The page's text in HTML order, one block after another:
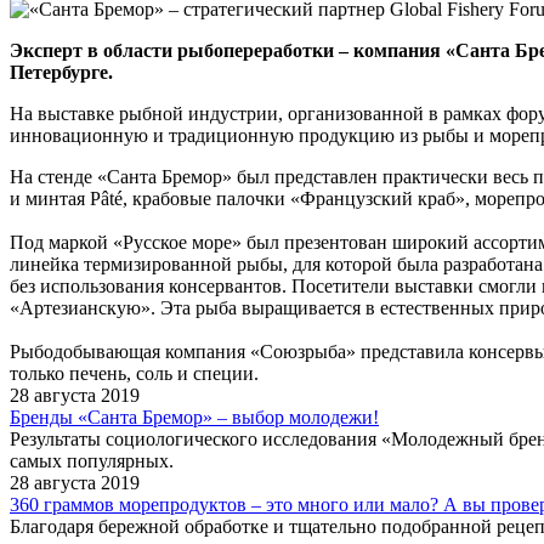
Эксперт в области рыбопереработки – компания «Санта
Петербурге.
На выставке рыбной индустрии, организованной в рамках
инновационную и традиционную продукцию из рыбы и
На стенде «Санта Бремор» был представлен практически
и минтая Pâté, крабовые палочки «Французский краб»,
Под маркой «Русское море» был презентован широкий
линейка термизированной рыбы, для которой была
без использования консервантов. Посетители выставки
«Артезианскую». Эта рыба выращивается в естественных
Рыбодобывающая компания «Союзрыба» представила
только печень, соль и специи.
28 августа 2019
Бренды «Санта Бремор» – выбор молодежи!
Результаты социологического исследования «Молодежный
самых популярных.
28 августа 2019
360 граммов морепродуктов – это много или мало? А вы
Благодаря бережной обработке и тщательно подобранной